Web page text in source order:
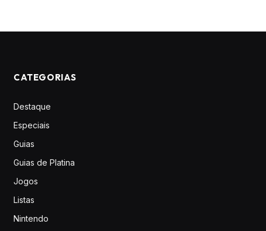
CATEGORIAS
Destaque
Especiais
Guias
Guias de Platina
Jogos
Listas
Nintendo